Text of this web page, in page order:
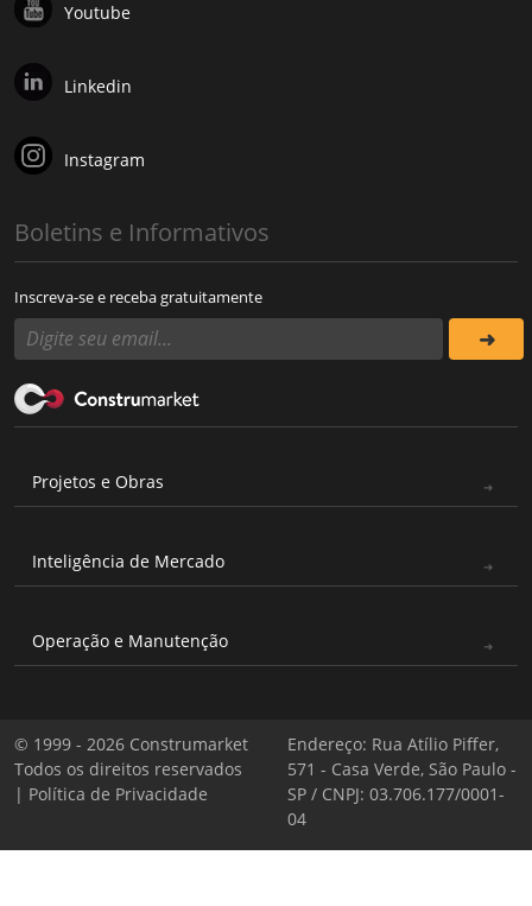
Youtube
Linkedin
Instagram
Boletins e Informativos
Inscreva-se e receba gratuitamente
Projetos e Obras
Inteligência de Mercado
Operação e Manutenção
© 1999 - 2026 Construmarket
Todos os direitos reservados
| Política de Privacidade
Endereço: Rua Atílio Piffer,
571 - Casa Verde, São Paulo -
SP / CNPJ: 03.706.177/0001-
04